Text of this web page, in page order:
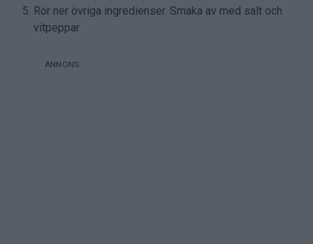
Rör ner övriga ingredienser. Smaka av med salt och
vitpeppar